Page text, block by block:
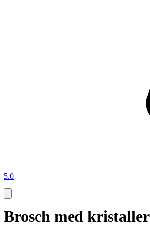
5.0
Brosch med kristaller